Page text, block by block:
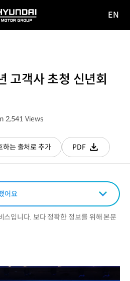
HYUNDAI
EN
고객사 초청 신년회
2,541 Views
하는 출처로 추가(새
창
PDF
다운로드
어요
스입니다. 보다 정확한 정보를 위해 본문